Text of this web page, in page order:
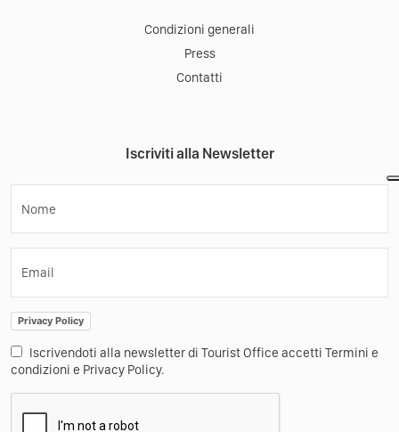
Condizioni generali
Press
Contatti
Iscriviti alla Newsletter
Nome
Email
Privacy Policy
Iscrivendoti alla newsletter di Tourist Office accetti Termini e
condizioni e Privacy Policy.